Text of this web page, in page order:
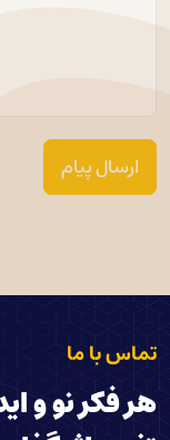
ارسال پیام
تماس با ما
هر فکر نو و